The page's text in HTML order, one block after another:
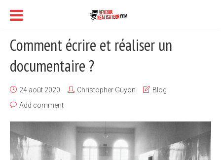
Comment écrire et réaliser un
documentaire ?
24 août 2020 Christopher Guyon
Blog
Add comment